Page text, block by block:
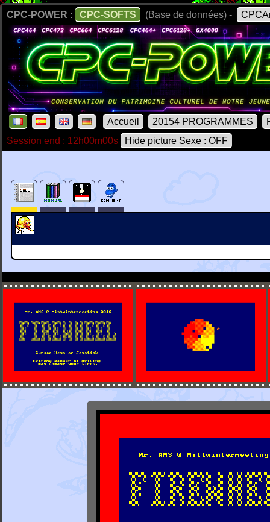
CPC-POWER : CPC-SOFTS (Base de données) -
Accueil 20154 PROGRAMMES
Session end : 12h00m00s
Hide picture Sexe : OFF